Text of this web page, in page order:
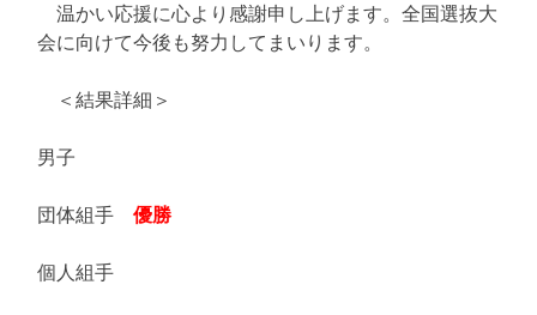
温かい応援に心より感謝申し上げます。全国選抜大
会に向けて今後も努力してまいります。
＜結果詳細＞
男子
団体組手 優勝
個人組手